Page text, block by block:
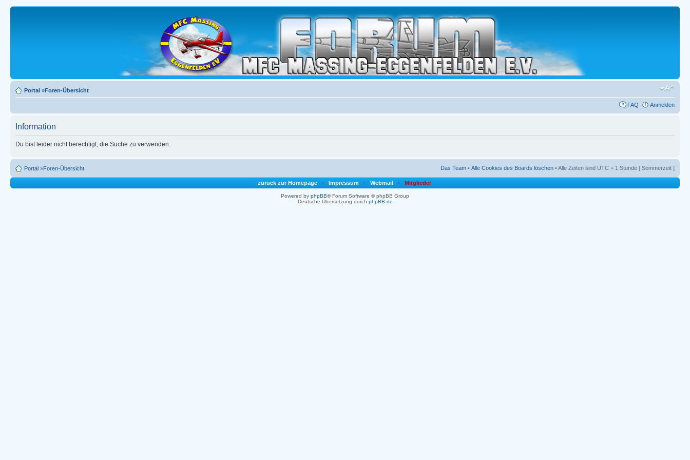
Portal »Foren-Übersicht
FAQ Anmelden
Information
Du bist leider nicht berechtigt, die Suche zu verwenden.
Portal »Foren-Übersicht Das Team • Alle Cookies des Boards löschen • Alle Zeiten sind UTC + 1 Stunde [ Sommerzeit ]
zurück zur Homepage ‹ Impressum ‹ Webmail ‹ Mitglieder
Powered by phpBB® Forum Software © phpBB Group
Deutsche Übersetzung durch phpBB.de